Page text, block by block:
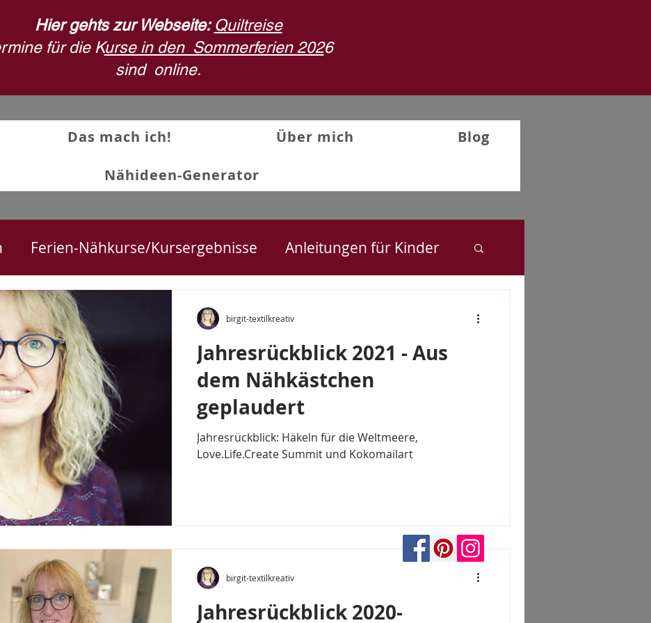
Hier gehts zur Webseite:Quiltreise
für die Kurse in den Sommerferien 2026
sind online.
Das mach ich! Über mich Blog
Nähideen-Generator
Ferien-Nähkurse/Kursergebnisse Anleitungen für Kinder
Textilkunst und Quilts
Jahresrückblick 2021 - Aus
dem Nähkästchen
geplaudert
Jahresrückblick: Häkeln für die Weltmeere,
Love.Life.Create Summit und Kokomailart
birgit-textilkreativ
Jahresrückblick 2020-
birgit-textilkreativ